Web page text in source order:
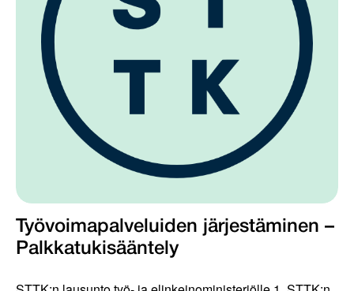
Työvoimapalveluiden järjestäminen –
Palkkatukisääntely